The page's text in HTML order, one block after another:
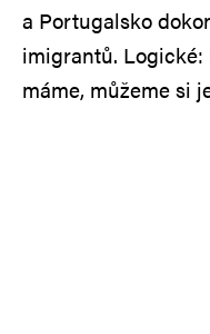
a Portugalsko
imigrantů.
máme, můžeme si